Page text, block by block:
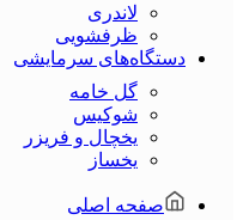
لاندری
ظرفشویی
دستگاه‌های سرمایشی
گل خامه
شوکیس
یخچال و فریزر
یخساز
صفحه اصلی